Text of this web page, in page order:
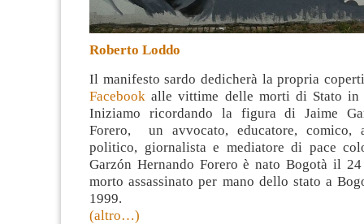
Roberto Loddo
Il manifesto sardo dedicherà la propria
Facebook alle vittime delle morti di Stato
Iniziamo ricordando la figura di Jaime
Forero, un avvocato, educatore, comico,
politico, giornalista e mediatore di pace
Garzón Hernando Forero è nato Bogotà il
morto assassinato per mano dello stato a
1999.
(altro…)